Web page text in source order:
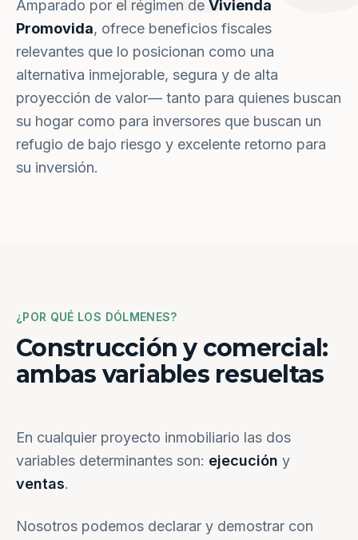
Amparado por el régimen de Vivienda
Promovida, ofrece beneficios fiscales
relevantes que lo posicionan como una
alternativa inmejorable, segura y de alta
proyección de valor— tanto para quienes buscan
su hogar como para inversores que buscan un
refugio de bajo riesgo y excelente retorno para
su inversión.
¿POR QUÉ LOS DÓLMENES?
Construcción y comercial:
ambas variables resueltas
En cualquier proyecto inmobiliario las dos
variables determinantes son: ejecución y
ventas.
Nosotros podemos declarar y demostrar con